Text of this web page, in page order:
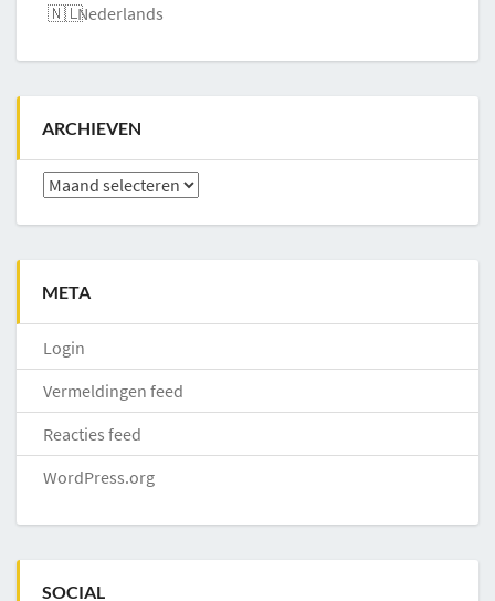
Nederlands
ARCHIEVEN
Archieven
META
Login
Vermeldingen feed
Reacties feed
WordPress.org
SOCIAL